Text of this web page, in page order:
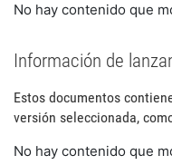
No hay contenido que
Información de
Estos documentos
versión seleccionada,
No hay contenido que